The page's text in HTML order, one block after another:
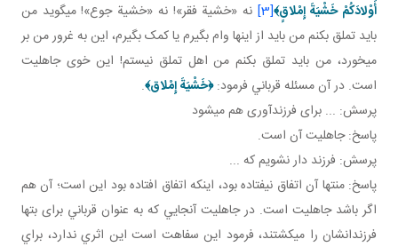
أَوْلادَكُمْ خَشْيَةَ إِمْلاقٍ﴾[3]
نه «خشية فقر»! نه «خشية جوع»! مي گويد من
بايد تملق بکنم من بايد از اينها وام بگيرم يا کمک بگيرم، اين به غرور من بر
می خورد، من بايد تملق بکنم من اهل تملق نيستم! اين خوی جاهليت
است. در آن مسئله قرباني فرمود:﴿خَشْيَةَ إِمْلاق﴾.
پرسش: ... برای فرزندآوری هم می­شود
پاسخ: جاهليت آن است.
پرسش: فرزند دار نشويم که ...
پاسخ: منتها آن اتفاق نيفتاده بود، اينکه اتفاق افتاده بود اين است؛ آن هم
اگر باشد جاهليت است. در جاهليت آنجايي که به عنوان قرباني برای بت ها
فرزندانشان را می­کشتند، فرمود اين سفاهت است اين اثري ندارد، براي